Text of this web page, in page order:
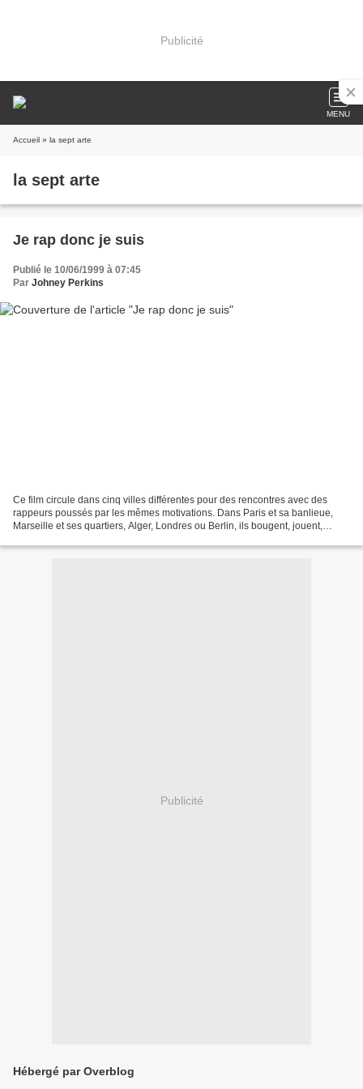
Publicité
MENU
Accueil » la sept arte
la sept arte
Je rap donc je suis
Publié le 10/06/1999 à 07:45
Par Johney Perkins
Ce film circule dans cinq villes différentes pour des rencontres avec des
rappeurs poussés par les mêmes motivations. Dans Paris et sa banlieue,
Marseille et ses quartiers, Alger, Londres ou Berlin, ils bougent, jouent,
Publicité
Hébergé par Overblog